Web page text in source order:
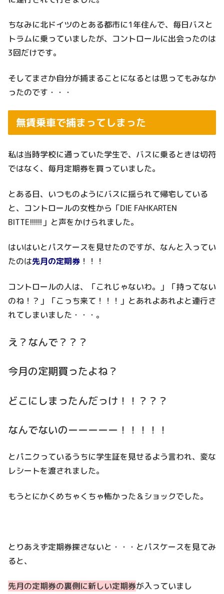
ちなみに北ドイツのとある都市に1年住んで、毎日バスと
トラムに乗っていましたが、コントロールに出会ったのは
3回だけです。
そしてまさか自分が捕まることになるとは思ってもみなか
ったのです・・・
無賃乗車で捕まってしまった
私は当時学校に通っていた学生で、バスに乗るときは切符
ではなく、毎月定期券を買っていました。
とある日、いつものようにバスに揺られて帰宅している
と、コントロールの女性から「DIE FAHKARTEN
BITTE!!!!!!」と声をかけられました。
はいはいとパスケースを見せたのですが、なんと入ってい
たのは先月の定期券 ！！！
コントロールの人は、「これじゃないわ。」「持ってない
のね！？」「こっち来て！！！」とあれよあれよと連行さ
れてしまいました・・・。
え？なんで？？？
今月の定期買ったよね？
どこにしまったんだっけ！！？？？
なんでないのーーーーー！！！！！
とパニクっているうちに学生証を見せるよう言われ、変な
レシートを渡されました。
もうとにかくめちゃくちゃ怖かった＆ショックでした。
とりあえず定期券探さないと・・・とパスケースを見てみ
ると、
先月の定期券の裏側に新しい定期券が入っていまし